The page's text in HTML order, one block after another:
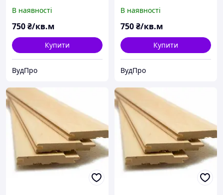
В наявності
750₴/кв.м
Купити
ВудПро
В наявності
750₴/кв.м
Купити
ВудПро